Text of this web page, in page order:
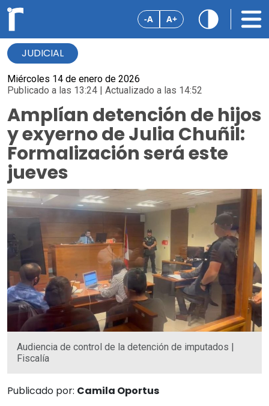
-A A+
JUDICIAL
Miércoles 14 de enero de 2026
Publicado a las 13:24 | Actualizado a las 14:52
Amplían detención de hijos
y exyerno de Julia Chuñil:
Formalización será este
jueves
Audiencia de control de la detención de imputados |
Fiscalía
Publicado por: Camila Oportus